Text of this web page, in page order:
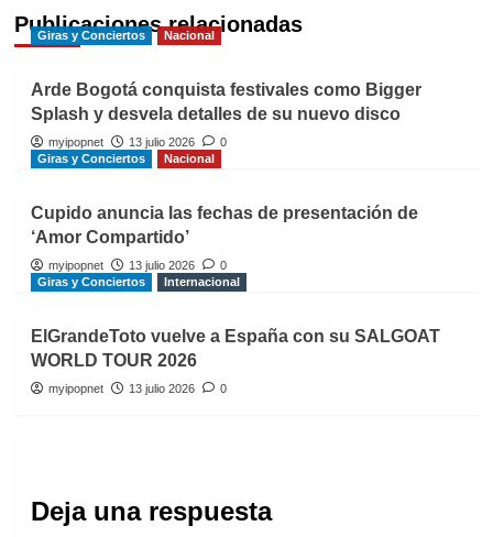
Publicaciones relacionadas
Giras y Conciertos Nacional
Arde Bogotá conquista festivales como Bigger
Splash y desvela detalles de su nuevo disco
myipopnet 13 julio 2026
0
Giras y Conciertos
Nacional
Cupido anuncia las fechas de presentación de
‘Amor Compartido’
myipopnet 13 julio 2026
0
Giras y Conciertos
Internacional
ElGrandeToto vuelve a España con su SALGOAT
WORLD TOUR 2026
myipopnet 13 julio 2026 0
Deja una respuesta